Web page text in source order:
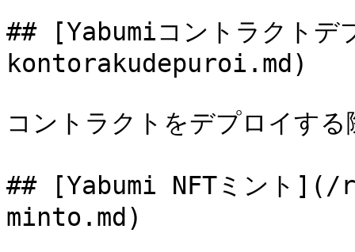
## [Yabumiコントラクト
kontorakudepuroi.md)
コントラクトをデプロイする
## [Yabumi NFTミント
minto.md)